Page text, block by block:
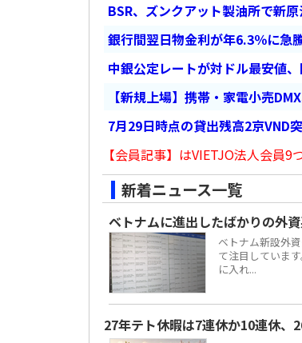
BSR、ズンクアット製油所で新
銀行間翌日物金利が年6.3％に急
中銀公定レートが対ドル最安値
【新規上場】携帯・家電小売
7月29日時点の貸出残高2京VND
【会員記事】はVIETJO法人会員9
新着ニュース一覧
ベトナムに進出したばかりの外
ベトナム新設外
て注目していま
に入れ...
27年テト休暇は7連休か10連休、